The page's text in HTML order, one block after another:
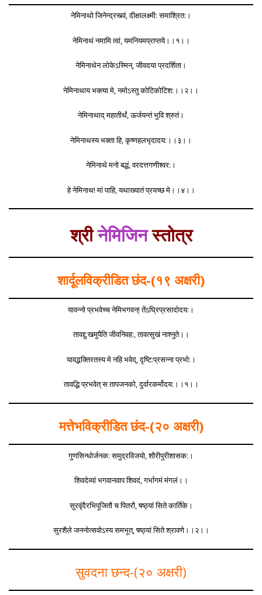
नेमिनाथो जिनेन्द्रस्त्वं, दीक्षालक्ष्मी: समाश्रित:।
नेमिनाथं नमामि त्वां, यमनियमप्राप्तये।।१।।
नेमिनाथेन लोकेऽस्मिन्, जीवदया प्रदर्शिता।
नेमिनाथाय भक्त्या मे, नमोऽस्तु कोटिकोटिश:।।२।।
नेमिनाथाद् महातीर्थं, ऊर्जयन्तं भुवि श्रुतं।
नेमिनाथस्य भक्ता हि, कृष्णहलभृदादय:।।३।।
नेमिनाथे मनो बद्धं, वरदत्तगणीश्वर:।
हे नेमिनाथ! मां पाहि, यथाख्यातं प्रयच्छ मे।।४।।
श्रीनेमिजिनस्तोत्र
शार्दूलविक्रीडित छंद-(१९ अक्षरी)
यावन्नो प्रभवेच्च नेमिभगवन्! तेंऽघ्रिप्रसादोदय:।
तावद्दु:खमुपैति जीवनिवह:, तावत्सुखं नाश्नुते।।
यावद्भक्तिरतस्य मे नहि भवेद्, दृष्टि:प्रसन्ना प्रभो:।
तावद्धि प्रभवेत् स तापजनको, दुर्वारकर्मोदय:।।१।।
मत्तेभविक्रीडित छंद-(२० अक्षरी)
गुणसिन्धोर्जनक: समुद्रविजयो, शौरीपुरीशासक:।
शिवदेव्यां भगवानवाप शिवदं, गर्भागमं मंगलं।।
सुरवृंदैरभिपूजितौ च पितरौ, षष्ठ्यां सिते कार्तिके।
सुरशैले जननोत्सवोऽस्य समभूत्, षष्ठ्यां सिते श्रावणे।।२।।
सुवदना छन्द-(२० अक्षरी)